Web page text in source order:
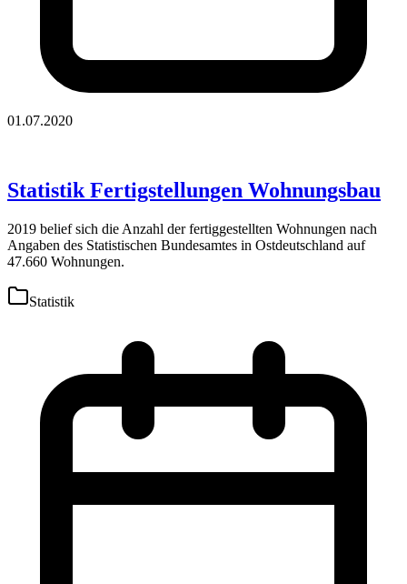
01.07.2020
Statistik Fertigstellungen Wohnungsbau
2019 belief sich die Anzahl der fertiggestellten Wohnungen nach
Angaben des Statistischen Bundesamtes in Ostdeutschland auf
47.660 Wohnungen.
Statistik